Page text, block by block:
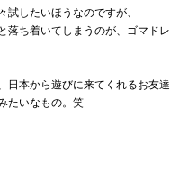
したいほうなのですが、
落ち着いてしまうのが、ゴマド
日本から遊びに来てくれるお友
たいなもの。笑